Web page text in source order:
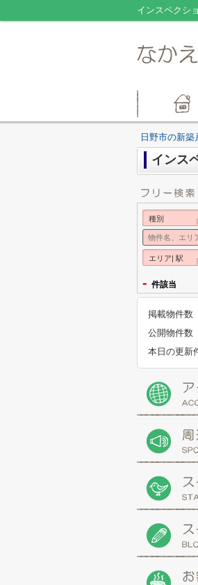
インスペクシ
日野市の新
インス
種別
エリア| 駅
- 件該当
掲載物件数
公開物件数
本日の更新